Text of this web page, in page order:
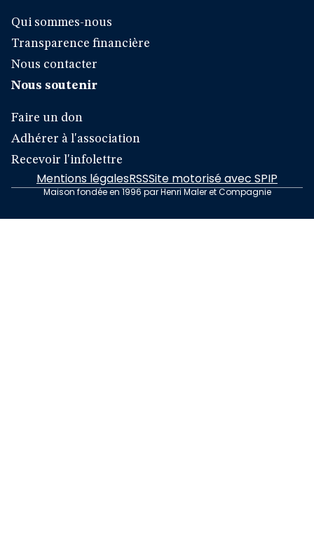
Qui sommes-nous
Transparence financière
Nous contacter
Nous soutenir
Faire un don
Adhérer à l'association
Recevoir l'infolettre
Mentions légalesRSSSite motorisé avec SPIP
Maison fondée en 1996 par Henri Maler et Compagnie